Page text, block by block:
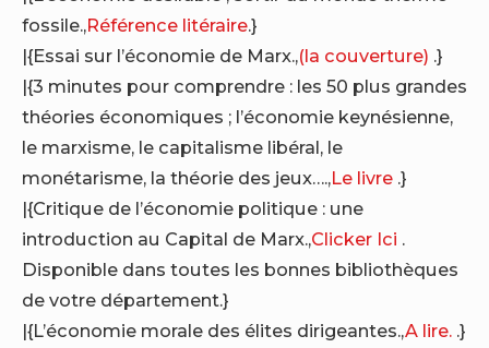
fossile.,Référence litéraire.}
|{Essai sur l’économie de Marx.,(la couverture) .}
|{3 minutes pour comprendre : les 50 plus grandes
théories économiques ; l’économie keynésienne,
le marxisme, le capitalisme libéral, le
monétarisme, la théorie des jeux….,Le livre .}
|{Critique de l’économie politique : une
introduction au Capital de Marx.,Clicker Ici .
Disponible dans toutes les bonnes bibliothèques
de votre département.}
|{L’économie morale des élites dirigeantes.,A lire. .}